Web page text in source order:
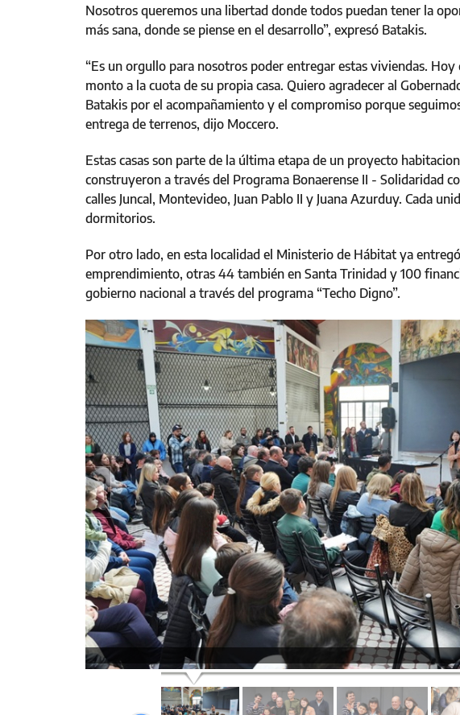
Nosotros queremos una libertad donde todos puedan tener la
más sana, donde se piense en el desarrollo”, expresó Batakis.
“Es un orgullo para nosotros poder entregar estas viviendas.
monto a la cuota de su propia casa. Quiero agradecer al
Batakis por el acompañamiento y el compromiso porque
entrega de terrenos, dijo Moccero.
Estas casas son parte de la última etapa de un proyecto
construyeron a través del Programa Bonaerense II - Solidaridad
calles Juncal, Montevideo, Juan Pablo II y Juana Azurduy. Cada
dormitorios.
Por otro lado, en esta localidad el Ministerio de Hábitat ya
emprendimiento, otras 44 también en Santa Trinidad y 100
gobierno nacional a través del programa “Techo Digno”.